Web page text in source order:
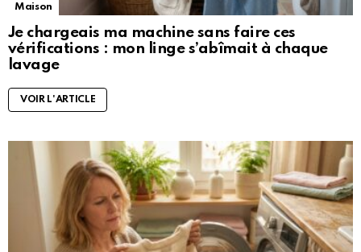
Maison
Je chargeais ma machine sans faire ces
vérifications : mon linge s’abîmait à chaque
lavage
VOIR L'ARTICLE